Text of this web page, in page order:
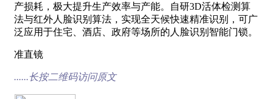
产损耗，极大提升生产效率与产能。自研3D活体检测算
法与红外人脸识别算法，实现全天候快速精准识别，可广
泛应用于住宅、酒店、政府等场所的人脸识别智能门锁。
准直镜
......长按二维码访问原文